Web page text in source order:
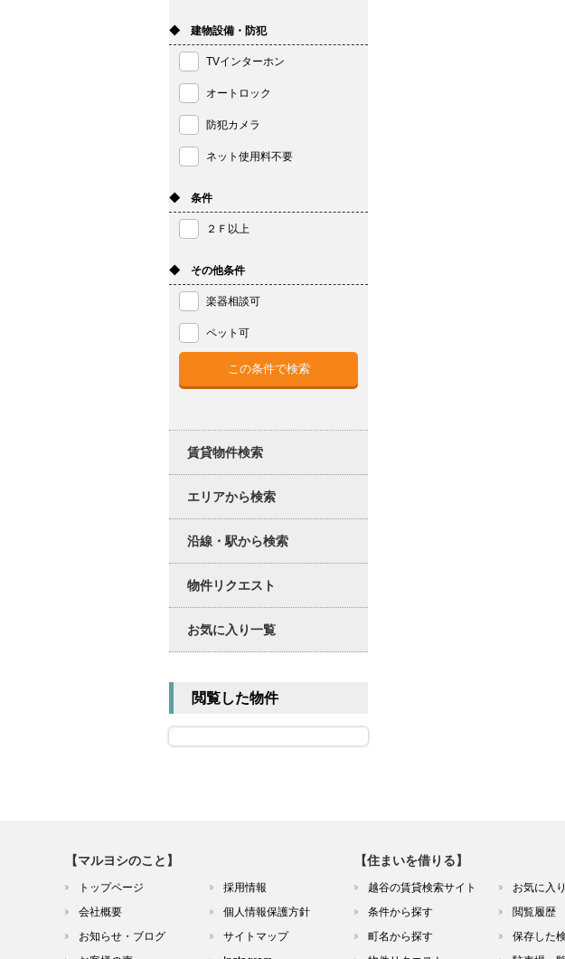
◆ 建物設備・防犯
TVインターホン
オートロック
防犯カメラ
ネット使用料不要
◆ 条件
２Ｆ以上
◆ その他条件
楽器相談可
ペット可
賃貸物件検索
エリアから検索
沿線・駅から検索
物件リクエスト
お気に入り一覧
閲覧した物件
【マルヨシのこと】
トップページ
会社概要
お知らせ・ブログ
採用情報
個人情報保護方針
サイトマップ
【住まいを借りる】
越谷の賃貸検索サイト
条件から探す
町名から探す
お気に入
閲覧履歴
保存した